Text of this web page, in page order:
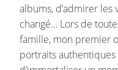
albums, d’admirer les
changé… Lors de
famille, mon premier
portraits